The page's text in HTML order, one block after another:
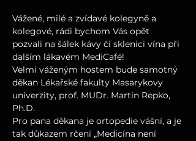
Vážené, milé a zvídavé kolegyně a
kolegové, rádi bychom Vás opět
pozvali na šálek kávy či sklenici vína při
dalším lákavém MediCafé!
Velmi váženým hostem bude samotný
děkan Lékařské fakulty Masarykovy
univerzity, prof. MUDr. Martin Repko,
Ph.D.
Pro pana děkana je ortopedie vášní, a je
tak důkazem rčení „Medicína není